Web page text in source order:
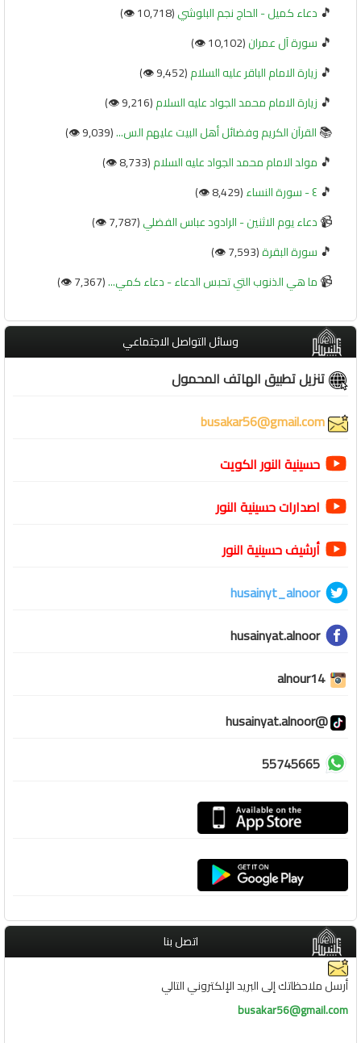
🎵 دعاء كميل - الحاج نجم البلوشي(10,718 👁️)
🎵 سورة آل عمران(10,102 👁️)
🎵 زيارة الامام الباقر عليه السلام(9,452 👁️)
🎵 زيارة الامام محمد الجواد عليه السلام(9,216 👁️)
📚القرآن الكريم وفضائل أهل البيت عليهم الس...(9,039 👁️)
🎵 مولد الامام محمد الجواد عليه السلام(8,733 👁️)
🎵 ٤ - سورة النساء (8,429 👁️)
📹دعاء يوم الاثنين - الرادود عباس الفضلي(7,787 👁️)
🎵 سورة البقرة(7,593 👁️)
📹ما هي الذنوب التي تحبس الدعاء - دعاء كمي...(7,367 👁️)
وسائل التواصل الاجتماعي
تنزيل تطبيق الهاتف المحمول
حسينية النور الكويت
اصدارات حسينية النور
أرشيف حسينية النور
husainyt_alnoor
husainyat.alnoor
alnour14
@husainyat.alnoor
55745665
اتصل بنا
أرسل ملاحظاتك إلى البريد الإلكتروني التالي
busakar56@gmail.com